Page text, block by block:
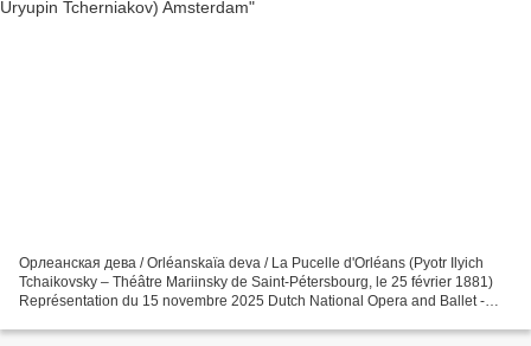
Орлеанская дева / Orléanskaïa deva / La Pucelle d'Orléans (Pyotr Ilyich
Tchaikovsky – Théâtre Mariinsky de Saint-Pétersbourg, le 25 février 1881)
Représentation du 15 novembre 2025 Dutch National Opera and Ballet -